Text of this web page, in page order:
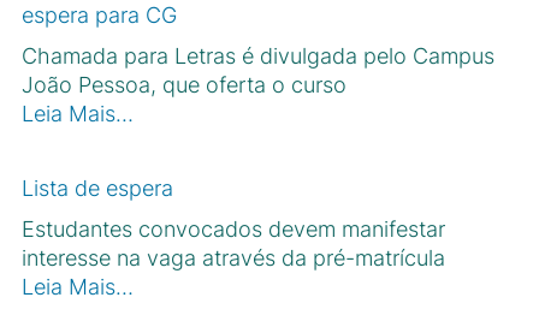
espera para CG
Chamada para Letras é divulgada pelo Campus
João Pessoa, que oferta o curso
Leia Mais…
Lista de espera
Estudantes convocados devem manifestar
interesse na vaga através da pré-matrícula
Leia Mais…